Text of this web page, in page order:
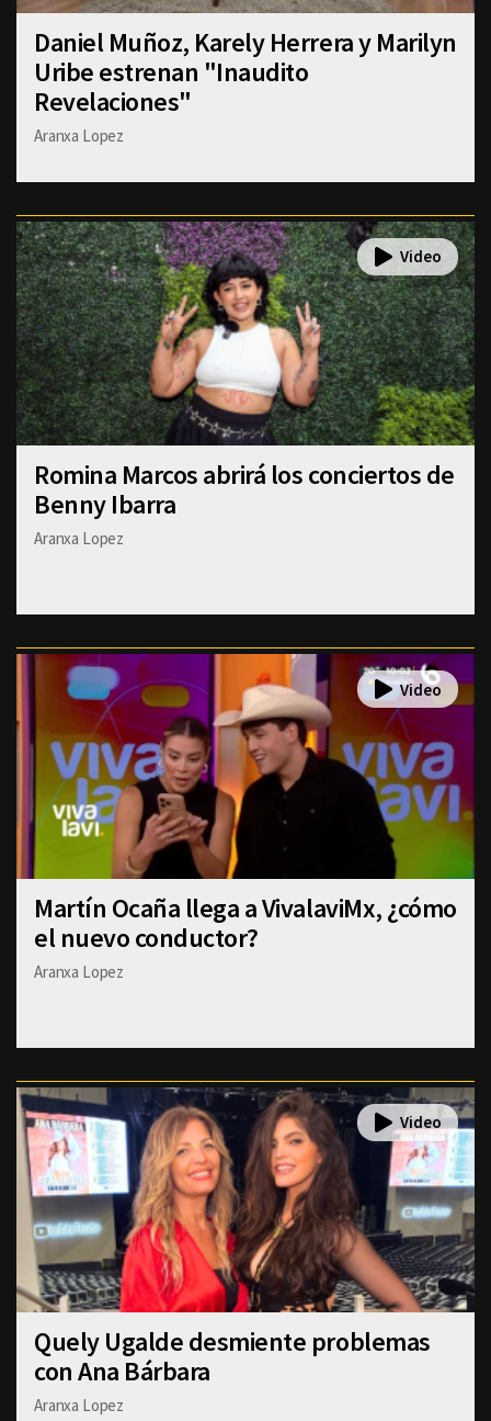
Daniel Muñoz, Karely Herrera y Marilyn
Uribe estrenan "Inaudito
Revelaciones"
Aranxa Lopez
Romina Marcos abrirá los conciertos de
Benny Ibarra
Aranxa Lopez
Martín Ocaña llega a VivalaviMx, ¿cómo
el nuevo conductor?
Aranxa Lopez
Quely Ugalde desmiente problemas
con Ana Bárbara
Aranxa Lopez